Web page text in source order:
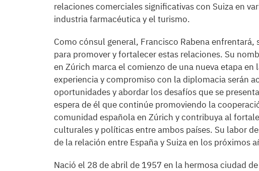
relaciones comerciales significativas con Suiza en
industria farmacéutica y el turismo.
Como cónsul general, Francisco Rabena
para promover y fortalecer estas relaciones. Su
en Zúrich marca el comienzo de una nueva etapa en
experiencia y compromiso con la diplomacia serán
oportunidades y abordar los desafíos que se
espera de él que continúe promoviendo la
comunidad española en Zúrich y contribuya al
culturales y políticas entre ambos países. Su labor
de la relación entre España y Suiza en los próximos
Nació el 28 de abril de 1957 en la hermosa ciudad